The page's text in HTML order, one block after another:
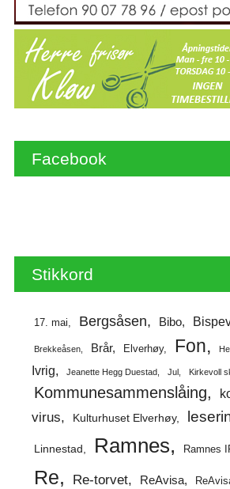
Facebook
Stikkord
17. mai Bergsåsen Bibo
Brekkeåsen Brår Elverhøy Fon
Ivrig
Jeanette Hegg Duestad Jul Kirkevoll
Kommunesammenslåing
virus
Kulturhuset Elverhøy
Linnestad Ramnes Ramnes
Re Re-torvet ReAvisa